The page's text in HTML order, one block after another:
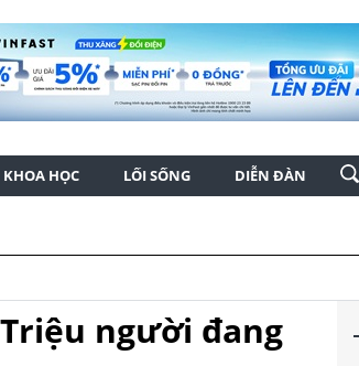
KHOA HỌC LỐI SỐNG DIỄN ĐÀN
người đang